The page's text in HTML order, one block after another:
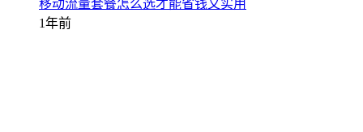
移动流量套餐怎么选才能省钱又实用
1年前